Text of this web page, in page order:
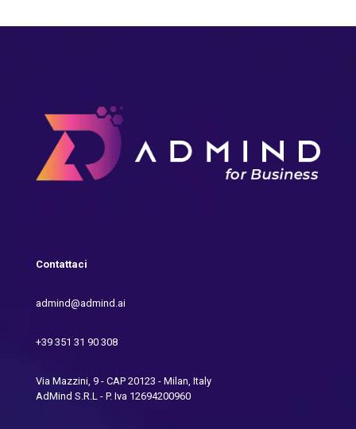
Contattaci
admind@admind.ai
+39 351 31 90 308
Via Mazzini, 9 - CAP 20123 - Milan, Italy
AdMind S.R.L - P. Iva 12694200960